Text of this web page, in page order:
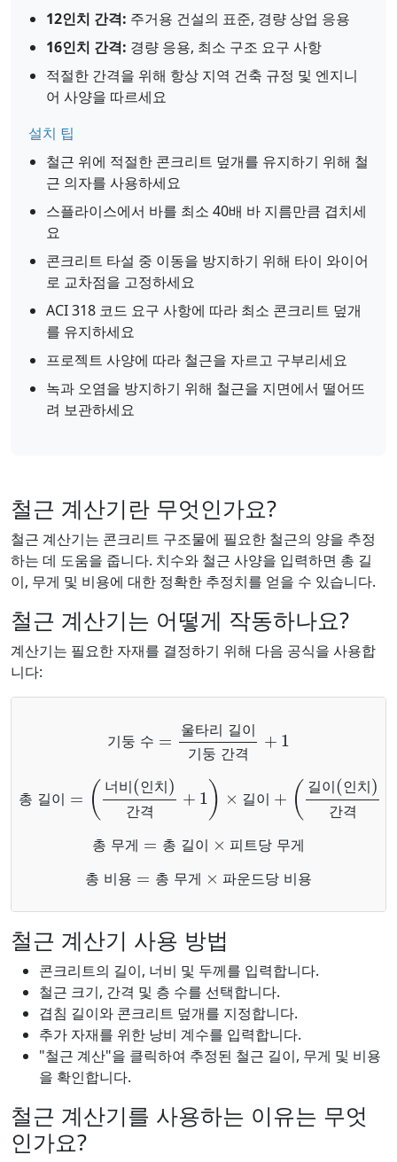
12인치 간격: 주거용 건설의 표준, 경량 상업 응용
16인치 간격: 경량 응용, 최소 구조 요구 사항
적절한 간격을 위해 항상 지역 건축 규정 및 엔지니
어 사양을 따르세요
설치 팁
철근 위에 적절한 콘크리트 덮개를 유지하기 위해 철
근 의자를 사용하세요
스플라이스에서 바를 최소 40배 바 지름만큼 겹치세
요
콘크리트 타설 중 이동을 방지하기 위해 타이 와이어
로 교차점을 고정하세요
ACI 318 코드 요구 사항에 따라 최소 콘크리트 덮개
를 유지하세요
프로젝트 사양에 따라 철근을 자르고 구부리세요
녹과 오염을 방지하기 위해 철근을 지면에서 떨어뜨
려 보관하세요
철근 계산기란 무엇인가요?
철근 계산기는 콘크리트 구조물에 필요한 철근의 양을 추정
하는 데 도움을 줍니다. 치수와 철근 사양을 입력하면 총 길
이, 무게 및 비용에 대한 정확한 추정치를 얻을 수 있습니다.
철근 계산기는 어떻게 작동하나요?
계산기는 필요한 자재를 결정하기 위해 다음 공식을 사용합
니다:
기 둥
울 타 리 길 이
기 둥 간 격
울타리 길이 기둥 간격
총 길 이
너 비 인 치
간 격
길 이
길 이 인 치
간 격
너비(인치)간격 +1 길이(인치)
간격+ 너비
총 게 총 길 이 피 트 당 게
총 무게 =총 길이 ×피트당 무게
총 비 용 총 게 파 운 드 당 비 용
총 비용 =총 무게 ×파운드당 비용
철근 계산기 사용 방법
콘크리트의 길이, 너비 및 두께를 입력합니다.
철근 크기, 간격 및 층 수를 선택합니다.
겹침 길이와 콘크리트 덮개를 지정합니다.
추가 자재를 위한 낭비 계수를 입력합니다.
"철근 계산"을 클릭하여 추정된 철근 길이, 무게 및 비용
을 확인합니다.
철근 계산기를 사용하는 이유는 무엇
인가요?